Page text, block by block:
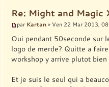
Re: Might and Magic
par Kartan » Ven 22 Mar 2013,
Oui pendant 50seconde sur
logo de merde? Quitte a
workshop y arrive plutot
Et je suis le seul qui a